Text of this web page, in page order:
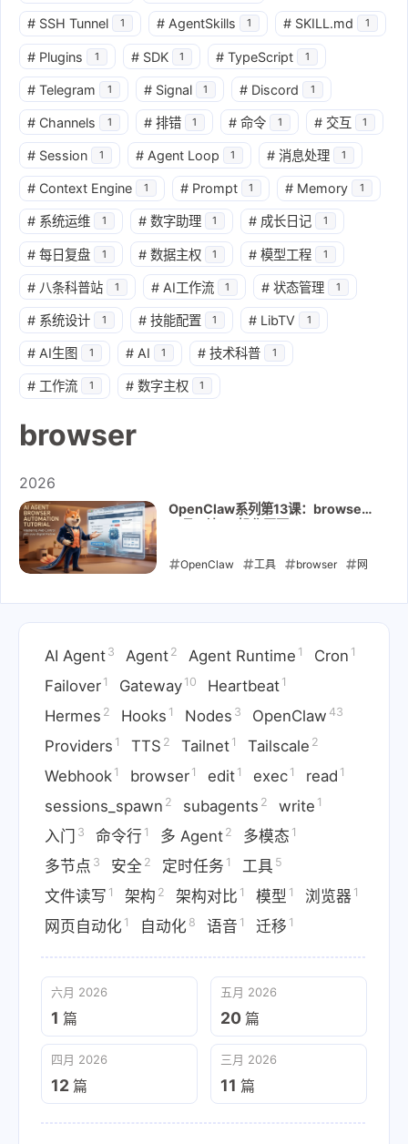
# SSH Tunnel 1 # AgentSkills 1 # SKILL.md 1
# Plugins 1 # SDK 1 # TypeScript 1
# Telegram 1 # Signal 1 # Discord 1
# Channels 1 # 排错 1 # 命令 1 # 交互 1
# Session 1 # Agent Loop 1 # 消息处理 1
# Context Engine 1 # Prompt 1 # Memory 1
# 系统运维 1 # 数字助理 1 # 成长日记 1
# 每日复盘 1 # 数据主权 1 # 模型工程 1
# 八条科普站 1 # AI工作流 1 # 状态管理 1
# 系统设计 1 # 技能配置 1 # LibTV 1
# AI生图 1 # AI 1 # 技术科普 1
# 工作流 1 # 数字主权 1
browser
2026
OpenClaw系列第13课：browser
OpenClaw 工具 browser 网
2026-05-02
AI Agent 3 Agent 2 Agent Runtime 1 Cron 1
Failover 1 Gateway 10 Heartbeat 1
Hermes 2 Hooks 1 Nodes 3 OpenClaw 43
Providers 1 TTS 2 Tailnet 1 Tailscale 2
Webhook 1 browser 1 edit 1 exec 1 read 1
sessions_spawn 2 subagents 2 write 1
入门 3 命令行 1 多 Agent 2 多模态 1
多节点 3 安全 2 定时任务 1 工具 5
文件读写 1 架构 2 架构对比 1 模型 1 浏览器 1
网页自动化 1 自动化 8 语音 1 迁移 1
六月 2026
1 篇
五月 2026
20 篇
四月 2026
12 篇
三月 2026
11 篇